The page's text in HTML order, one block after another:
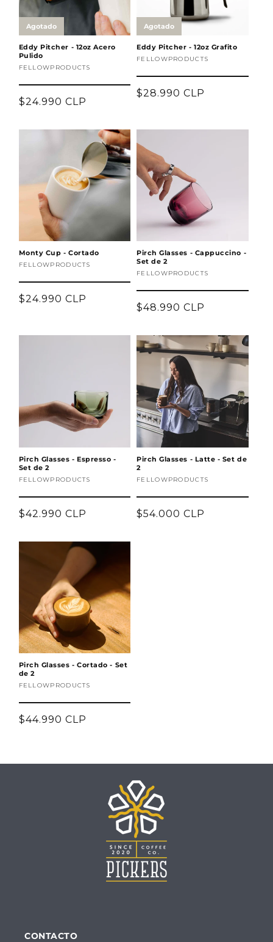
Eddy Pitcher - 12oz Acero
Pulido
Proveedor:
FELLOWPRODUCTS
Precio
$24.990 CLP
Agotado
Eddy Pitcher - 12oz Grafito
Proveedor:
FELLOWPRODUCTS
Precio
$28.990 CLP
Monty Cup - Cortado
Proveedor:
FELLOWPRODUCTS
Precio
$24.990 CLP
Pirch Glasses - Cappuccino -
Set de 2
Proveedor:
FELLOWPRODUCTS
Precio
$48.990 CLP
Pirch Glasses - Espresso -
Set de 2
Proveedor:
FELLOWPRODUCTS
Precio
$42.990 CLP
Pirch Glasses - Latte - Set de
2
Proveedor:
FELLOWPRODUCTS
Precio
$54.000 CLP
Pirch Glasses - Cortado - Set
de 2
Proveedor:
FELLOWPRODUCTS
Precio
$44.990 CLP
CONTACTO